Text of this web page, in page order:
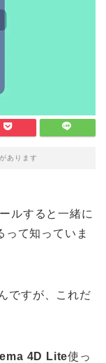
あります
ルすると一緒に
て知っていま
ですが、これだ
4D Lite使っ